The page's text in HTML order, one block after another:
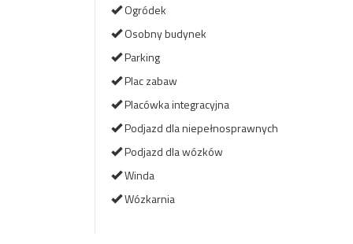
Ogródek
Osobny budynek
Parking
Plac zabaw
Placówka integracyjna
Podjazd dla niepełnosprawnych
Podjazd dla wózków
Winda
Wózkarnia